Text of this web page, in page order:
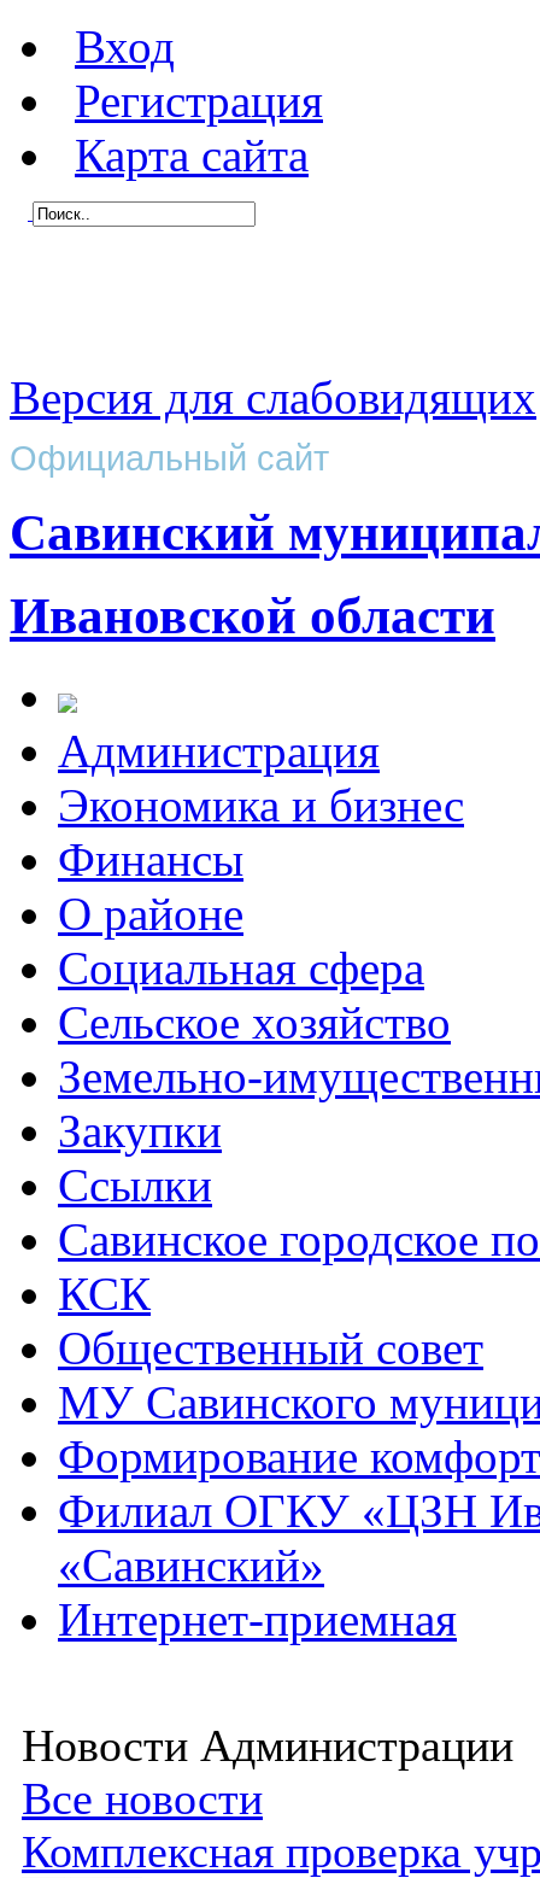
Вход
Регистрация
Карта сайта
Версия для слабовидящих
Официальный сайт
Савинский
Ивановской области
Администрация
Экономика и бизнес
Финансы
О районе
Социальная сфера
Сельское хозяйство
Земельно-
Закупки
Ссылки
Савинское городское
КСК
Общественный совет
МУ Савинского
Формирование
Филиал ОГКУ «ЦЗН
«Савинский»
Интернет-приемная
Новости Администрации
Все новости
Комплексная проверка